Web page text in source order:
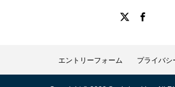
エントリーフォーム プライバシ